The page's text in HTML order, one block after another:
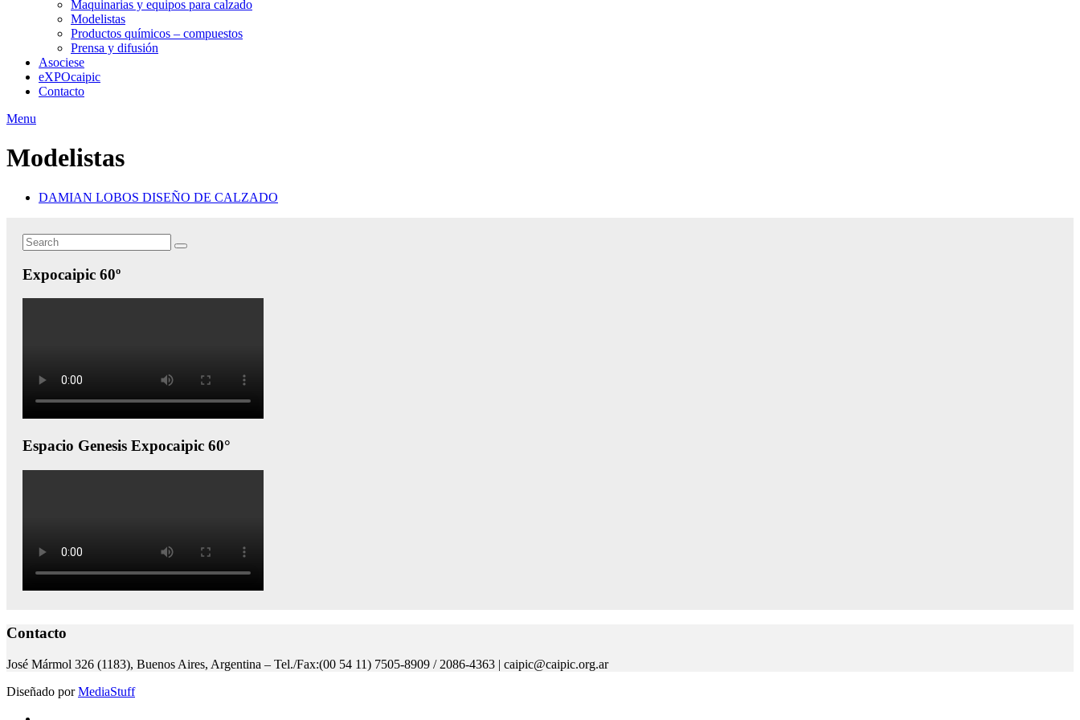
Maquinarias y equipos para calzado
Modelistas
Productos químicos – compuestos
Prensa y difusión
Asociese
eXPOcaipic
Contacto
Menu
Modelistas
DAMIAN LOBOS DISEÑO DE CALZADO
Search
for:
Search
Expocaipic 60º
Espacio Genesis Expocaipic 60°
Contacto
José Mármol 326 (1183), Buenos Aires, Argentina – Tel./Fax:(00 54 11) 7505-8909 / 2086-4363 | caipic@caipic.org.ar
Diseñado porMediaStuff